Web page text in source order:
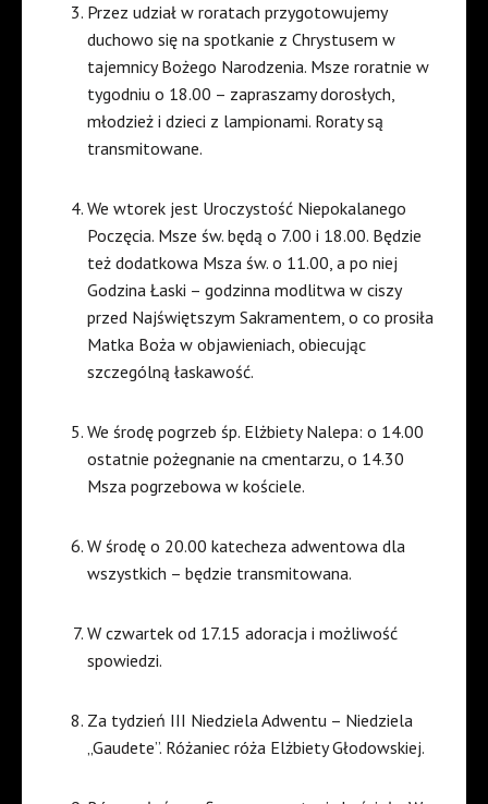
Przez udział w roratach przygotowujemy
duchowo się na spotkanie z Chrystusem w
tajemnicy Bożego Narodzenia. Msze roratnie w
tygodniu o 18.00 – zapraszamy dorosłych,
młodzież i dzieci z lampionami. Roraty są
transmitowane.
We wtorek jest Uroczystość Niepokalanego
Poczęcia. Msze św. będą o 7.00 i 18.00. Będzie
też dodatkowa Msza św. o 11.00, a po niej
Godzina Łaski – godzinna modlitwa w ciszy
przed Najświętszym Sakramentem, o co prosiła
Matka Boża w objawieniach, obiecując
szczególną łaskawość.
We środę pogrzeb śp. Elżbiety Nalepa: o 14.00
ostatnie pożegnanie na cmentarzu, o 14.30
Msza pogrzebowa w kościele.
W środę o 20.00 katecheza adwentowa dla
wszystkich – będzie transmitowana.
W czwartek od 17.15 adoracja i możliwość
spowiedzi.
Za tydzień III Niedziela Adwentu – Niedziela
„Gaudete”. Różaniec róża Elżbiety Głodowskiej.